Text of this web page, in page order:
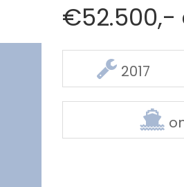
€52.500,-
2017